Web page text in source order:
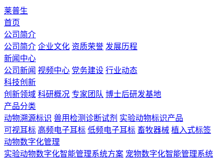
莱普生
首页
公司简介
公司简介 企业文化 资质荣誉 发展历程
新闻中心
公司新闻 视频中心 党务建设 行业动态
科技创新
创新领域 科研概况 专家团队 博士后研发基地
产品分类
动物溯源标识 兽用检测诊断试剂 实验动物标识产品
可视耳标 高频电子耳标 低频电子耳标 畜牧器械 植入式标签
动物数字化管理
实验动物数字化智能管理系统方案 宠物数字化智能管理系统